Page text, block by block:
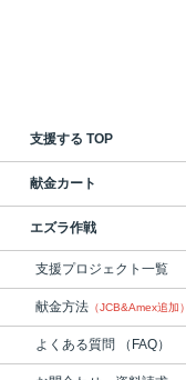
支援する TOP
献金カート
エズラ作戦
支援プロジェクト一覧
献金方法 （JCB&Amex追加）
よくある質問 （FAQ）